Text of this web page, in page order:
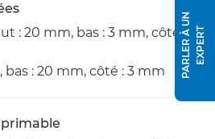
: 20 mm, bas : 3 mm, côté :
bas : 20 mm, côté : 3 mm
P
A
R
L
E
R
À
U
N
E
X
P
E
RT